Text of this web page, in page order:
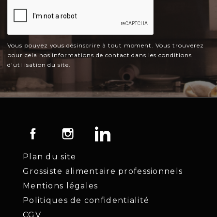
Vous pouvez vous désinscrire à tout moment. Vous trouverez
pour cela nos informations de contact dans les conditions
d'utilisation du site.
Facebook Instagram
Plan du site
Grossiste alimentaire professionnels
Mentions légales
Politiques de confidentialité
CGV